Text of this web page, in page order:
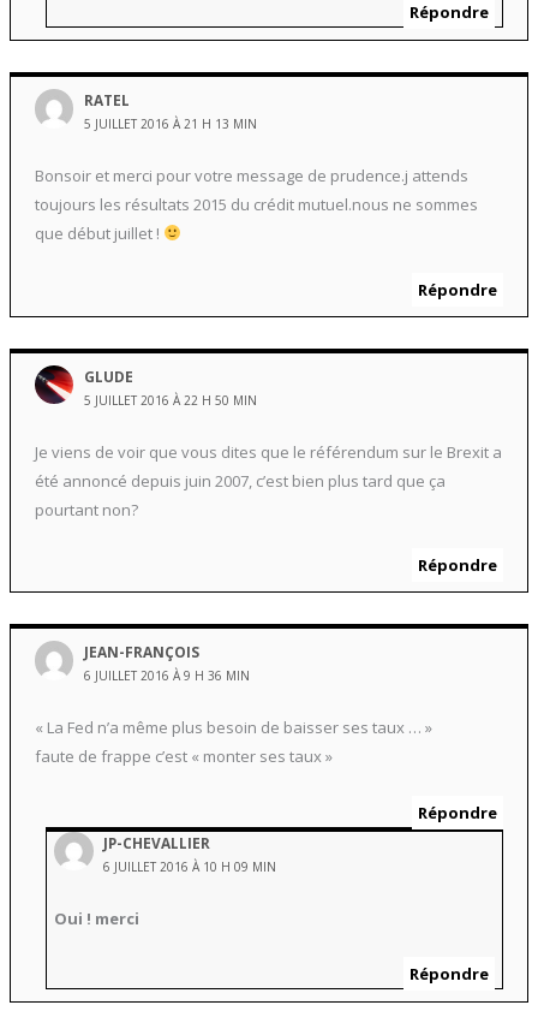
Répondre
RATEL
5 JUILLET 2016 À 21 H 13 MIN
Bonsoir et merci pour votre message de prudence.j attends
toujours les résultats 2015 du crédit mutuel.nous ne sommes
que début juillet !
Répondre
GLUDE
5 JUILLET 2016 À 22 H 50 MIN
Je viens de voir que vous dites que le référendum sur le Brexit a
été annoncé depuis juin 2007, c’est bien plus tard que ça
pourtant non?
Répondre
JEAN-FRANÇOIS
6 JUILLET 2016 À 9 H 36 MIN
« La Fed n’a même plus besoin de baisser ses taux … »
faute de frappe c’est « monter ses taux »
Répondre
JP-CHEVALLIER
6 JUILLET 2016 À 10 H 09 MIN
Oui ! merci
Répondre